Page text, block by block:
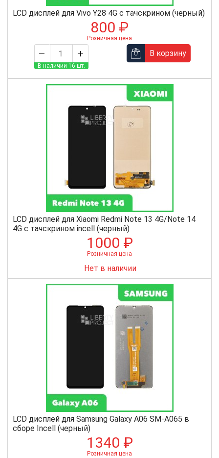
LCD дисплей для Vivo Y28 4G с тачскрином (черный)
800 ₽
Розничная цена
В наличии 16 шт.
В корзину
LCD дисплей для Xiaomi Redmi Note 13 4G/Note 14
4G с тачскрином incell (черный)
1000 ₽
Розничная цена
Нет в наличии
LCD дисплей для Samsung Galaxy A06 SM-A065 в
сборе Incell (черный)
1340 ₽
Розничная цена